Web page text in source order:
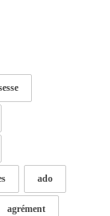
ado
agrément